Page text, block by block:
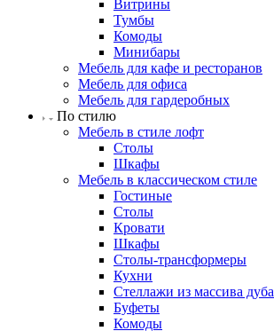
Витрины
Тумбы
Комоды
Минибары
Мебель для кафе и ресторанов
Мебель для офиса
Мебель для гардеробных
По стилю
Мебель в стиле лофт
Столы
Шкафы
Мебель в классическом стиле
Гостиные
Столы
Кровати
Шкафы
Столы-трансформеры
Кухни
Стеллажи из массива дуба
Буфеты
Комоды